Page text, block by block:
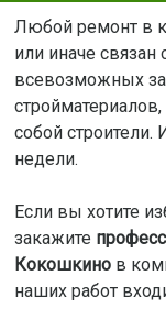
Любой ремонт в
или иначе
всевозможных
собой строители.
недели.
Если вы хотите
закажите
Кокошкинов
наших работ